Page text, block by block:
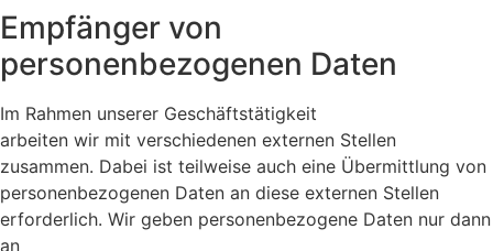
Empfänger von
personenbezogenen Daten
Im Rahmen unserer Geschäftstätigkeit
arbeiten wir mit verschiedenen externen Stellen
zusammen. Dabei ist teilweise auch eine Übermittlung von
personenbezogenen Daten an diese externen Stellen
erforderlich. Wir geben personenbezogene Daten nur dann
an